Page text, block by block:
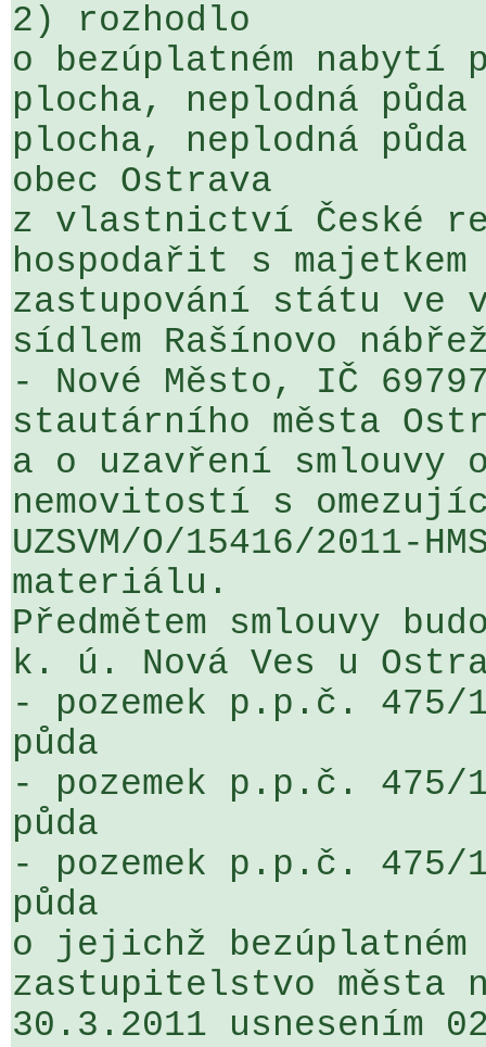
2) rozhodlo
o bezúplatném nabytí
plocha, neplodná
plocha, neplodná
obec Ostrava
z vlastnictví České
hospodařit s
zastupování státu ve
sídlem Rašínovo
- Nové Město, IČ
stautárního města
a o uzavření smlouvy
nemovitostí s
UZSVM/O/15416/
materiálu.
Předmětem smlouvy
k. ú. Nová Ves u
- pozemek p.p.č.
půda
- pozemek p.p.č.
půda
- pozemek p.p.č.
půda
o jejichž
zastupitelstvo města
30.3.2011 usnesením